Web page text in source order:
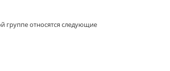
группе относятся следующие